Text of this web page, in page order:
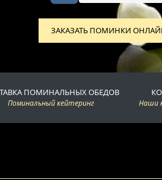
ЗАКАЗАТЬ ПОМИНКИ
ПОМИНАЛЬНЫХ ОБЕДОВ
Поминальный кейтеринг Наши